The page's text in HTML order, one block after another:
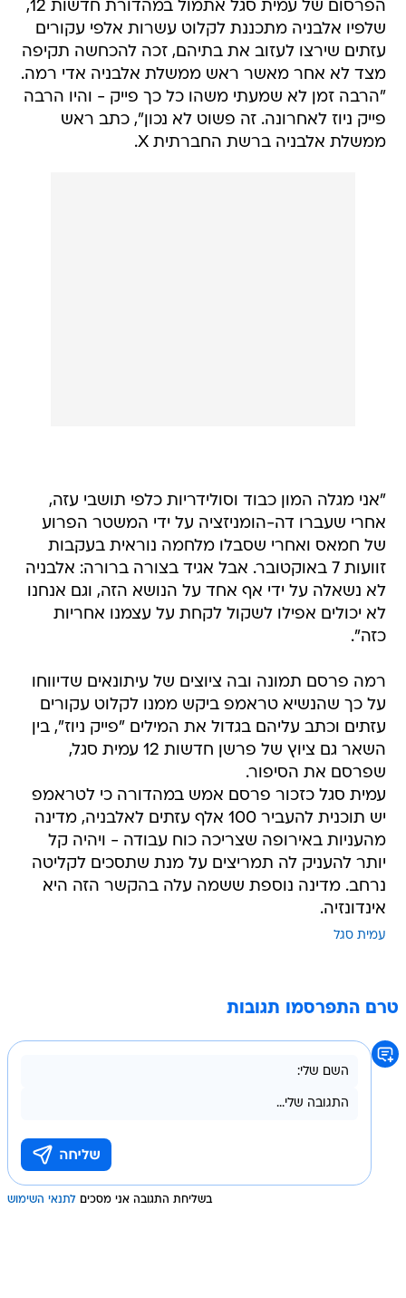
הפרסום של עמית סגל אתמול במהדורת חדשות 12,
שלפיו אלבניה מתכננת לקלוט עשרות אלפי עקורים
עזתים שירצו לעזוב את בתיהם, זכה להכחשה תקיפה
מצד לא אחר מאשר ראש ממשלת אלבניה אדי רמה.
"הרבה זמן לא שמעתי משהו כל כך פייק - והיו הרבה
פייק ניוז לאחרונה. זה פשוט לא נכון", כתב ראש
ממשלת אלבניה ברשת החברתית X.
"אני מגלה המון כבוד וסולידריות כלפי תושבי עזה,
אחרי שעברו דה-הומניזציה על ידי המשטר הפרוע
של חמאס ואחרי שסבלו מלחמה נוראית בעקבות
זוועות 7 באוקטובר. אבל אגיד בצורה ברורה: אלבניה
לא נשאלה על ידי אף אחד על הנושא הזה, וגם אנחנו
לא יכולים אפילו לשקול לקחת על עצמנו אחריות
כזה".
רמה פרסם תמונה ובה ציוצים של עיתונאים שדיווחו
על כך שהנשיא טראמפ ביקש ממנו לקלוט עקורים
עזתים וכתב עליהם בגדול את המילים "פייק ניוז", בין
השאר גם ציוץ של פרשן חדשות 12 עמית סגל,
שפרסם את הסיפור.
עמית סגל כזכור פרסם אמש במהדורה כי לטראמפ
יש תוכנית להעביר 100 אלף עזתים לאלבניה, מדינה
מהעניות באירופה שצריכה כוח עבודה - ויהיה קל
יותר להעניק לה תמריצים על מנת שתסכים לקליטה
נרחב. מדינה נוספת ששמה עלה בהקשר הזה היא
אינדונזיה.
עמית סגל
טרם התפרסמו תגובות
בשליחת התגובה אני מסכים לתנאי השימוש